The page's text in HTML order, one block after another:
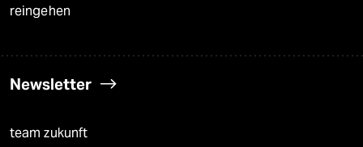
reingehen
Newsletter
team zukunft